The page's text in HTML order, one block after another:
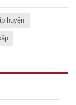
huyện